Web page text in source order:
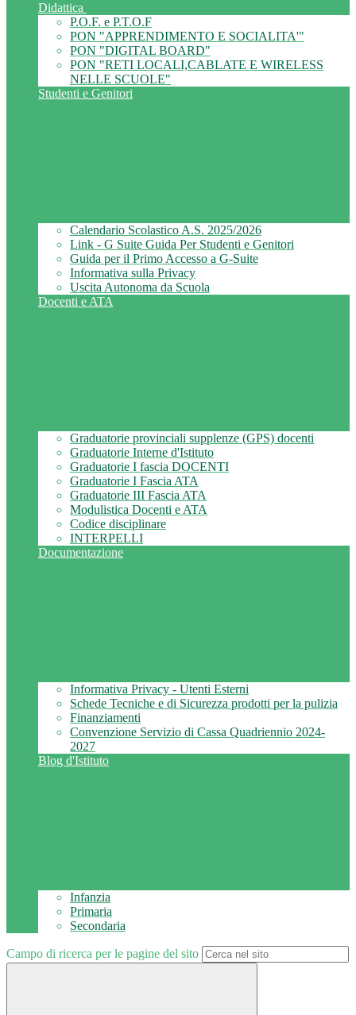
Didattica
P.O.F. e P.T.O.F
PON "APPRENDIMENTO E SOCIALITA'"
PON "DIGITAL BOARD"
PON "RETI LOCALI,CABLATE E WIRELESS
NELLE SCUOLE"
Studenti e Genitori
Calendario Scolastico A.S. 2025/2026
Link - G Suite Guida Per Studenti e Genitori
Guida per il Primo Accesso a G-Suite
Informativa sulla Privacy
Uscita Autonoma da Scuola
Docenti e ATA
Graduatorie provinciali supplenze (GPS) docenti
Graduatorie Interne d'Istituto
Graduatorie I fascia DOCENTI
Graduatorie I Fascia ATA
Graduatorie III Fascia ATA
Modulistica Docenti e ATA
Codice disciplinare
INTERPELLI
Documentazione
Informativa Privacy - Utenti Esterni
Schede Tecniche e di Sicurezza prodotti per la pulizia
Finanziamenti
Convenzione Servizio di Cassa Quadriennio 2024-
2027
Blog d'Istituto
Infanzia
Primaria
Secondaria
Campo di ricerca per le pagine del sito